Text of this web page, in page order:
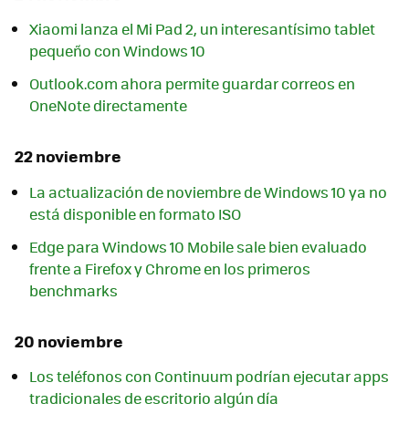
Xiaomi lanza el Mi Pad 2, un interesantísimo tablet
pequeño con Windows 10
Outlook.com ahora permite guardar correos en
OneNote directamente
22 noviembre
La actualización de noviembre de Windows 10 ya no
está disponible en formato ISO
Edge para Windows 10 Mobile sale bien evaluado
frente a Firefox y Chrome en los primeros
benchmarks
20 noviembre
Los teléfonos con Continuum podrían ejecutar apps
tradicionales de escritorio algún día